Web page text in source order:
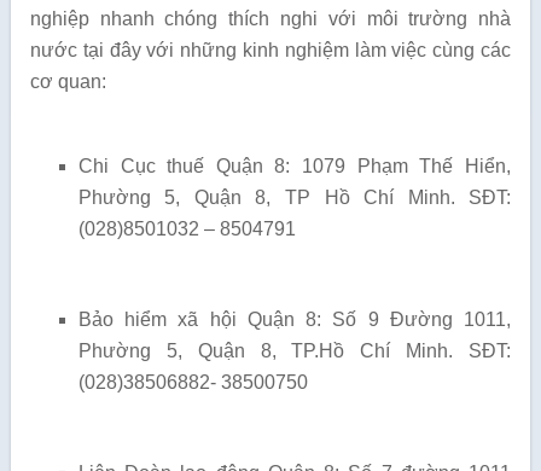
nghiệp nhanh chóng thích nghi với môi trường nhà
nước tại đây với những kinh nghiệm làm việc cùng các
cơ quan:
Chi Cục thuế Quận 8: 1079 Phạm Thế Hiển,
Phường 5, Quận 8, TP Hồ Chí Minh. SĐT:
(028)8501032 – 8504791
Bảo hiểm xã hội Quận 8: Số 9 Đường 1011,
Phường 5, Quận 8, TP.Hồ Chí Minh. SĐT:
(028)38506882- 38500750